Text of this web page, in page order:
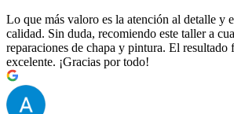
Lo que más valoro es la atención al detalle y
calidad. Sin duda, recomiendo este taller a
reparaciones de chapa y pintura. El resultado
excelente. ¡Gracias por todo!